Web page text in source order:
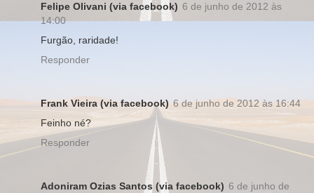
Felipe Olivani (via facebook) 6 de junho de 2012 às
14:00
Furgão, raridade!
Responder
Frank Vieira (via facebook) 6 de junho de 2012 às 16:44
Feinho né?
Responder
Adoniram Ozias Santos (via facebook) 6 de junho de